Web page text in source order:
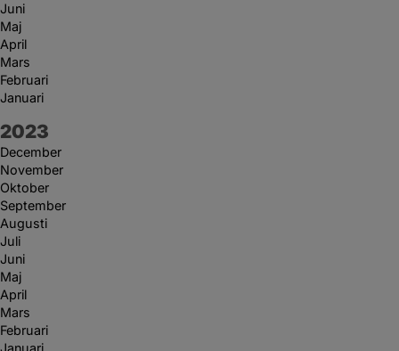
Juni
Maj
April
Mars
Februari
Januari
År:
2023
December
November
Oktober
September
Augusti
Juli
Juni
Maj
April
Mars
Februari